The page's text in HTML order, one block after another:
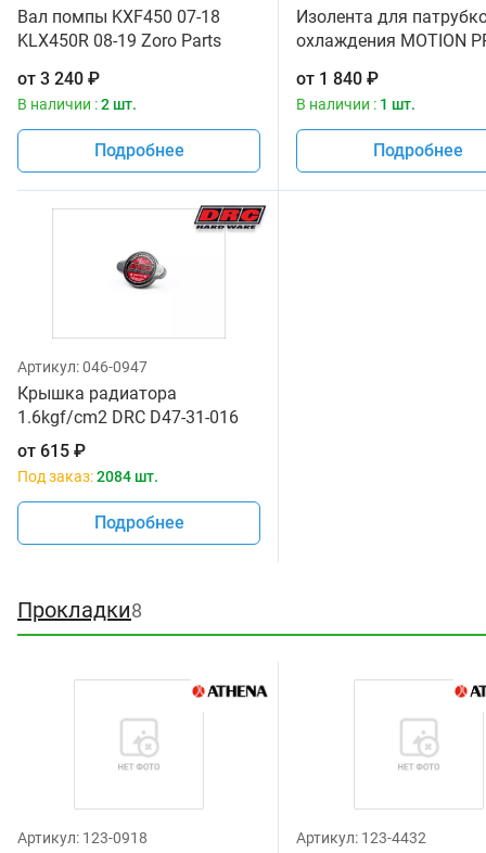
Вал помпы KXF450 07-18
KLX450R 08-19 Zoro Parts
13107-0135
от 3 240 ₽
В наличии :2 шт.
Подробнее
Изолента для
охлаждения MOTION
от 1 840 ₽
В наличии : 1 шт.
Подробнее
Артикул:046-0947
Крышка радиатора
1.6kgf/cm2 DRC D47-31-016
от 615 ₽
Под заказ:2084 шт.
Подробнее
Прокладки8
Артикул: 123-0918 Артикул: 123-4432